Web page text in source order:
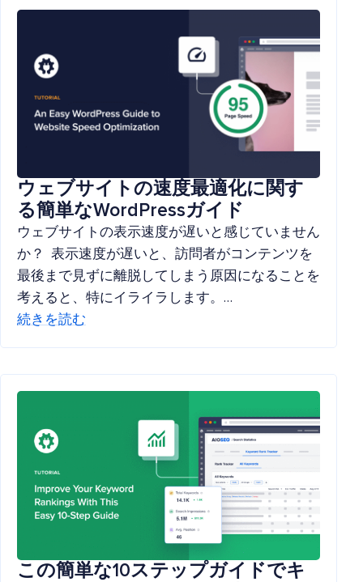
ウェブサイトの速度最適化に関す
る簡単なWordPressガイド
ウェブサイトの表示速度が遅いと感じていません
か？ 表示速度が遅いと、訪問者がコンテンツを
最後まで見ずに離脱してしまう原因になることを
考えると、特にイライラします。…
続きを読む
この簡単な10ステップガイドでキ